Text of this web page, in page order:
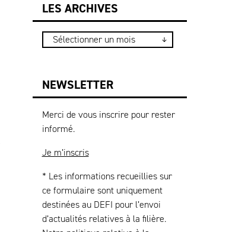
LES ARCHIVES
NEWSLETTER
Merci de vous inscrire pour rester
informé.
Je m’inscris
* Les informations recueillies sur
ce formulaire sont uniquement
destinées au DEFI pour l’envoi
d’actualités relatives à la filière.